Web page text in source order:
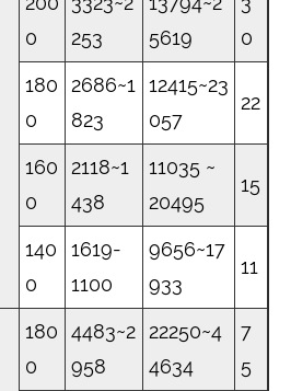
0
253
5619
0
180
0
2686~1
823
12415~23
057
22
160
0
2118~1
438
11035 ~
20495
15
140
0
1619-
1100
9656~17
933
11
180
0
4483~2
958
22250~4
4634
7
5